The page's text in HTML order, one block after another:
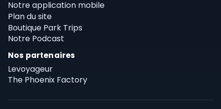
Notre application mobile
Plan du site
Boutique Park Trips
Notre Podcast
Nos partenaires
Levoyageur
The Phoenix Factory